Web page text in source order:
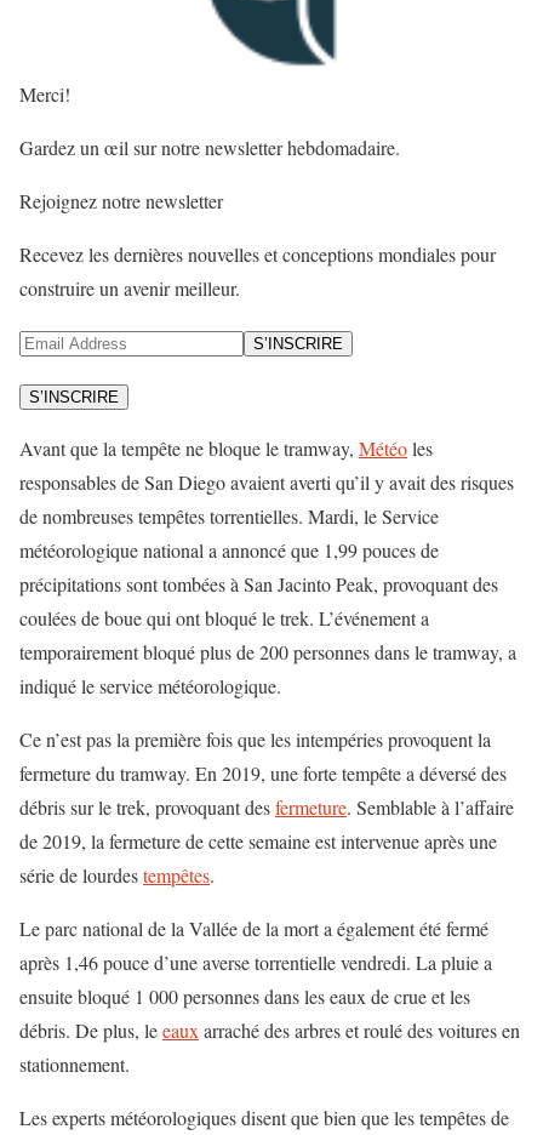
Merci!
Gardez un œil sur notre newsletter hebdomadaire.
Rejoignez notre newsletter
Recevez les dernières nouvelles et conceptions mondiales pour
construire un avenir meilleur.
S’INSCRIRE
S’INSCRIRE
Avant que la tempête ne bloque le tramway, Météoles
responsables de San Diego avaient averti qu’il y avait des risques
de nombreuses tempêtes torrentielles. Mardi, le Service
météorologique national a annoncé que 1,99 pouces de
précipitations sont tombées à San Jacinto Peak, provoquant des
coulées de boue qui ont bloqué le trek. L’événement a
temporairement bloqué plus de 200 personnes dans le tramway, a
indiqué le service météorologique.
Ce n’est pas la première fois que les intempéries provoquent la
fermeture du tramway. En 2019, une forte tempête a déversé des
débris sur le trek, provoquant desfermeture. Semblable à l’affaire
de 2019, la fermeture de cette semaine est intervenue après une
série de lourdestempêtes.
Le parc national de la Vallée de la mort a également été fermé
après 1,46 pouce d’une averse torrentielle vendredi. La pluie a
ensuite bloqué 1 000 personnes dans les eaux de crue et les
débris. De plus, leeaux arraché des arbres et roulé des voitures en
stationnement.
Les experts météorologiques disent que bien que les tempêtes de